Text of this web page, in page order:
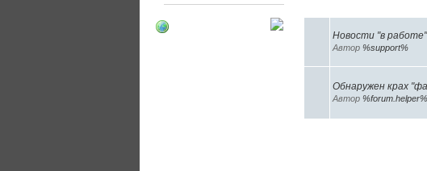
Новости "в
Автор %support%
Обнаружен крах
Автор %forum.helper%